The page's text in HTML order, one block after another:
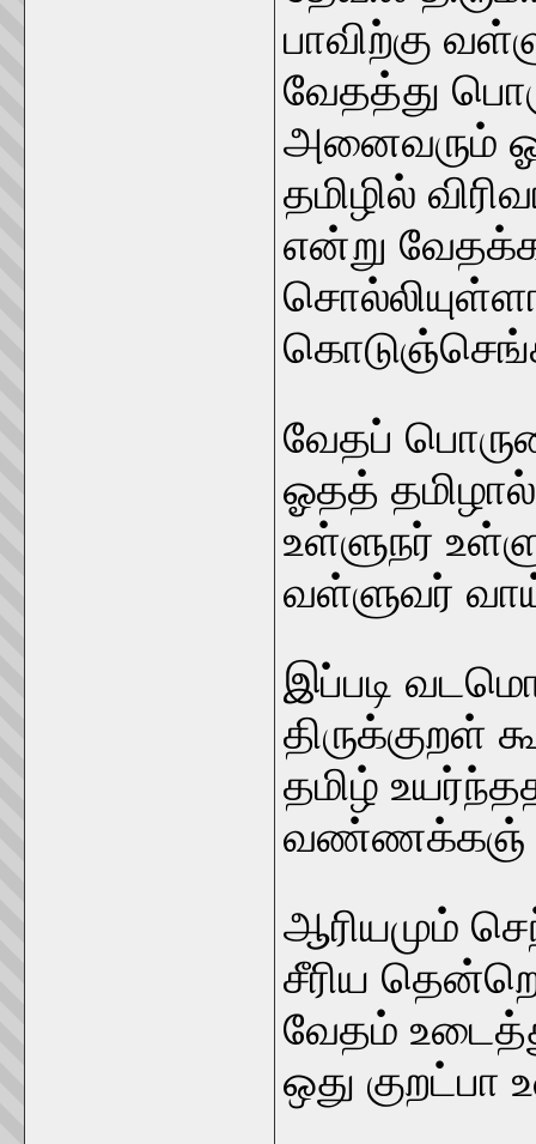
பாவிற்கு
வேதத்து
அனைவரும்
தமிழில்
என்று
வேதப்
ஓதத்
உள்ளுநர்
வள்ளுவர்
இப்படி
திருக்குறள்
தமிழ்
வண்ணக்கஞ்
ஆரியமும்
சீரிய
வேதம்
ஒது குறட்பா